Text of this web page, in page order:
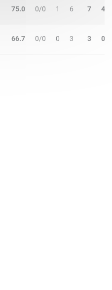
75.0 0/0 1 6 7 4
66.7 0/0 0 3 3 0